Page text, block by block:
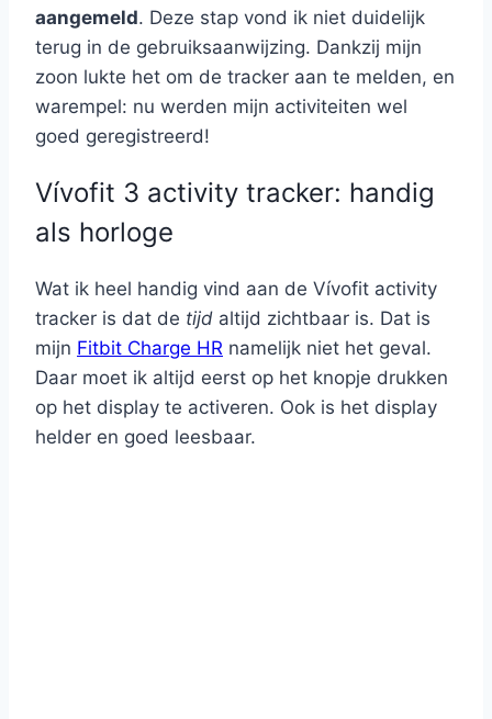
aangemeld. Deze stap vond ik niet duidelijk
terug in de gebruiksaanwijzing. Dankzij mijn
zoon lukte het om de tracker aan te melden, en
warempel: nu werden mijn activiteiten wel
goed geregistreerd!
Vívofit 3 activity tracker: handig
als horloge
Wat ik heel handig vind aan de Vívofit activity
tracker is dat de tijd altijd zichtbaar is. Dat is
mijn Fitbit Charge HR namelijk niet het geval.
Daar moet ik altijd eerst op het knopje drukken
op het display te activeren. Ook is het display
helder en goed leesbaar.